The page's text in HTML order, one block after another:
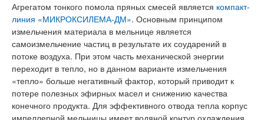
Агрегатом тонкого помола пряных смесей является компакт-
линия «МИКРОКСИЛЕМА-ДМ». Основным принципом
измельчения материала в мельнице является
самоизмельчение частиц в результате их соударений в
потоке воздуха. При этом часть механической энергии
переходит в тепло, но в данном варианте измельчения
«тепло» больше негативный фактор, который приводит к
потере полезных эфирных масел и снижению качества
конечного продукта. Для эффективного отвода тепла корпус
импеллерной мельницы имеет водяной контур охлаждения.